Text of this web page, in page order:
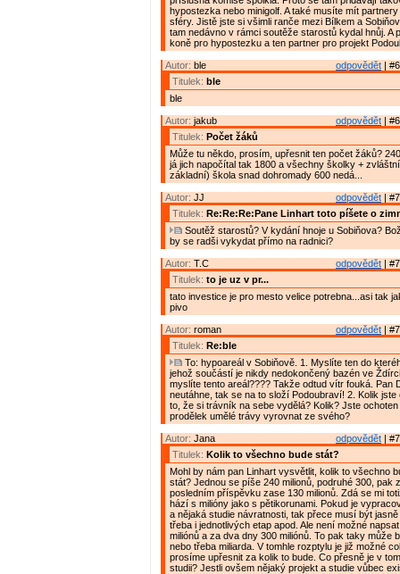
hypostezka nebo minigolf. A také musíte mít
sféry. Jistě jste si všimli ranče mezi Bílkem a
tam nedávno v rámci soutěže starostů kydal hnůj. A
koně pro hypostezku a ten partner pro projekt
odpovědět |
Autor: ble
Titulek: ble
ble
odpovědět |
Autor: jakub
Titulek: Počet žáků
Může tu někdo, prosím, upřesnit ten počet žáků?
já jich napočítal tak 1800 a všechny školky +
základní) škola snad dohromady 600 nedá...
odpovědět |
Autor: JJ
Titulek: Re:Re:Re:Pane Linhart toto píšete o
Soutěž starostů? V kydání hnoje u Sobiňova?
by se radši vykydat přímo na radnici?
odpovědět |
Autor: T.C
Titulek: to je uz v pr...
tato investice je pro mesto velice potrebna...asi tak
pivo
odpovědět |
Autor: roman
Titulek: Re:ble
To: hypoareál v Sobiňově. 1. Myslíte ten do
jehož součástí je nikdy nedokončený bazén ve
myslíte tento areál???? Takže odtud vítr fouká. Pan
neutáhne, tak se na to složí Podoubraví! 2. Kolik jste
to, že si trávník na sebe vydělá? Kolik? Jste
prodělek umělé trávy vyrovnat ze svého?
odpovědět |
Autor: Jana
Titulek: Kolik to všechno bude stát?
Mohl by nám pan Linhart vysvětlit, kolik to všechno
stát? Jednou se píše 240 milionů, podruhé 300, pak
posledním příspěvku zase 130 milionů. Zdá se mi
hází s milióny jako s pětikorunami. Pokud je
a nějaká studie návratnosti, tak přece musí být
třeba i jednotlivých etap apod. Ale není možné
miliónů a za dva dny 300 miliónů. To pak taky může
nebo třeba miliarda. V tomhle rozptylu je již možné
prosíme upřesnit za kolik to bude. Co přesně je v
studii? Jestli ovšem nějaký projekt a studie vůbec